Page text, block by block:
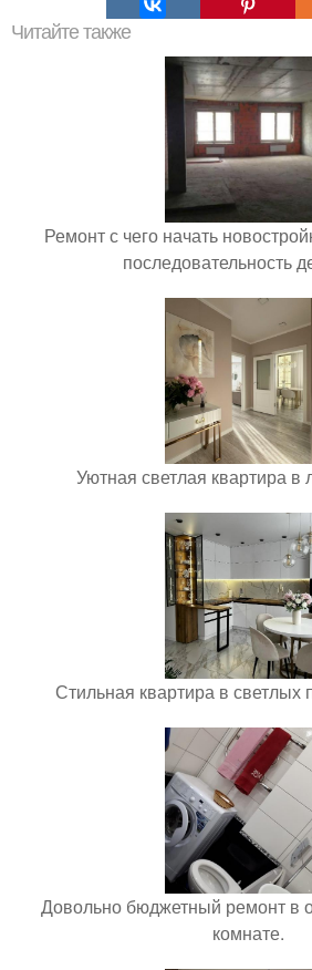
Читайте также
Ремонт с чего начать
последовательность
Уютная светлая квартира в
Стильная квартира в светлых
Довольно бюджетный ремонт в
комнате.